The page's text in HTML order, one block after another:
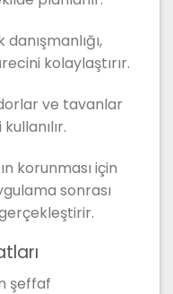
kolaylaştırır.
ve tavanlar
korunması için
sonrası
şeffaf